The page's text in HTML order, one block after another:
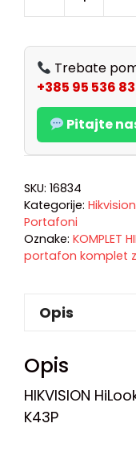
Trebate
+385 95 536
Pitajte
SKU: 16834
Kategorije:
Portafoni
Oznake: KOMPLET
portafon komplet
Opis
Opis
HIKVISION
K43P